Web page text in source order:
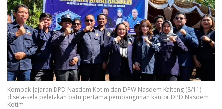
Kompak-Jajaran DPD Nasdem Kotim dan DPW Nasdem Kalteng (8/11)
disela-sela peletakan batu pertama pembangunan kantor DPD Nasdem
Kotim